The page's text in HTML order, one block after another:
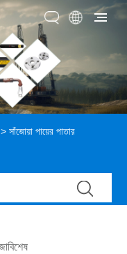
সাঁজোয়া পায়ের পাতার